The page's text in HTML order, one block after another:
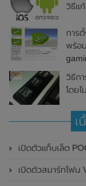
วิธีแ
การ
พร้อ
วิธีก
โดย
เ
เปิดตัวแท็บเล็ต POCO Pad (5G) อย่างเป็
เปิดตัวสมาร์ทโฟน Vivo Y03t ในประเทศฟิลิปปินส์อย่